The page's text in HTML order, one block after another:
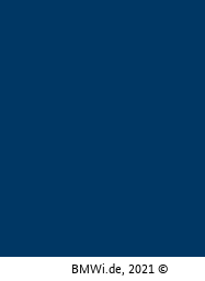
BMWi.de, 2021 ©